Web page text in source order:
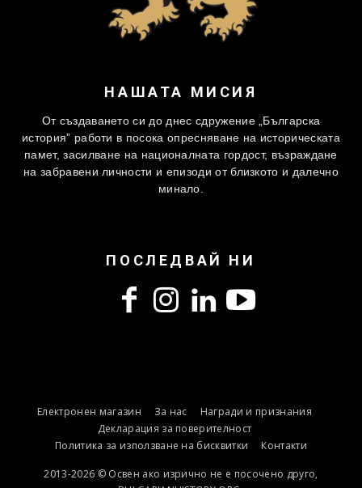
НАШАТА МИСИЯ
От създаването си до днес сдружение „Българска
история” работи в посока опресняване на историческата
памет, засилване на националната гордост, възраждане
на забравени личности и епизоди от близкото и далечно
минало.
ПОСЛЕДВАЙ НИ
Електронен магазин За нас
Награди и признания
Декларация за поверителност
Политика за използване на бисквитки
Контакти
2013-2026 © Освен ако изрично не е посочено друго,